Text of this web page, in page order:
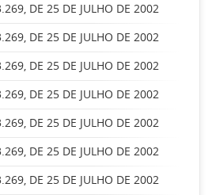
DE 25 DE JULHO DE 2002
DE 25 DE JULHO DE 2002
DE 25 DE JULHO DE 2002
DE 25 DE JULHO DE 2002
DE 25 DE JULHO DE 2002
DE 25 DE JULHO DE 2002
DE 25 DE JULHO DE 2002